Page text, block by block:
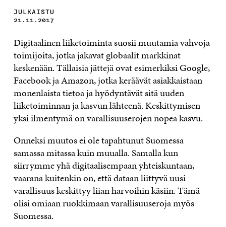
JULKAISTU
21.11.2017
Digitaalinen liiketoiminta suosii muutamia vahvoja
toimijoita, jotka jakavat globaalit markkinat
keskenään. Tällaisia jättejä ovat esimerkiksi Google,
Facebook ja Amazon, jotka keräävät asiakkaistaan
monenlaista tietoa ja hyödyntävät sitä uuden
liiketoiminnan ja kasvun lähteenä. Keskittymisen
yksi ilmentymä on varallisuuserojen nopea kasvu.
Onneksi muutos ei ole tapahtunut Suomessa
samassa mitassa kuin muualla. Samalla kun
siirrymme yhä digitaalisempaan yhteiskuntaan,
vaarana kuitenkin on, että dataan liittyvä uusi
varallisuus keskittyy liian harvoihin käsiin. Tämä
olisi omiaan ruokkimaan varallisuuseroja myös
Suomessa.